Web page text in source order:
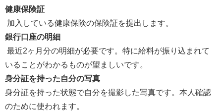
健康保険証
加入している健康保険の保険証を提出します。
銀行口座の明細
最近2ヶ月分の明細が必要です。特に給料が振り込まれて
いることがわかるものが望ましいです。
身分証を持った自分の写真
身分証を持った状態で自分を撮影した写真です。本人確認
のために使われます。